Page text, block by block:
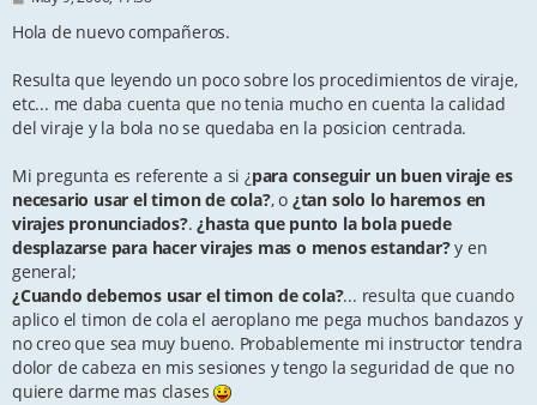
s
Hola de nuevo compañeros.
Resulta que leyendo un poco sobre los procedimientos de viraje,
etc... me daba cuenta que no tenia mucho en cuenta la calidad
del viraje y la bola no se quedaba en la posicion centrada.
Mi pregunta es referente a si ¿para conseguir un buen viraje es
necesario usar el timon de cola?, o ¿tan solo lo haremos en
virajes pronunciados?.¿hasta que punto la bola puede
desplazarse para hacer virajes mas o menos estandar?y en
general;
¿Cuando debemos usar el timon de cola?... resulta que cuando
aplico el timon de cola el aeroplano me pega muchos bandazos y
no creo que sea muy bueno. Probablemente mi instructor tendra
dolor de cabeza en mis sesiones y tengo la seguridad de que no
quiere darme mas clases